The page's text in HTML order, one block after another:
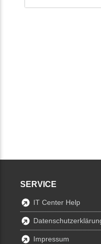
SERVICE
IT Center Help
Impressum